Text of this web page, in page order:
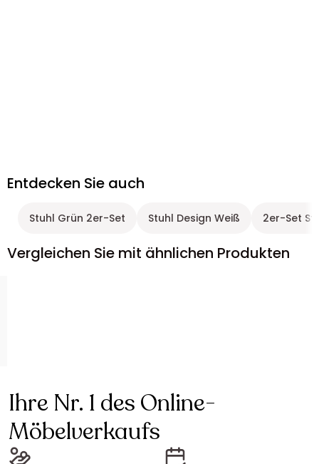
Entdecken Sie auch
Stuhl Grün 2er-Set Stuhl Design Weiß 2er-Set
Vergleichen Sie mit ähnlichen Produkten
Ihre Nr. 1 des Online-
Möbelverkaufs